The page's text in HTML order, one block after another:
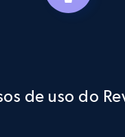
id, Title, Product
count, Initial price,
de uso do